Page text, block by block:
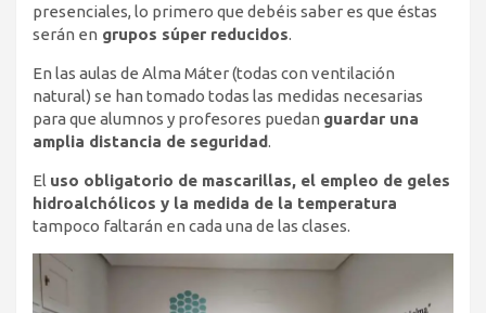
presenciales, lo primero que debéis saber es que éstas
serán en grupos súper reducidos.
En las aulas de Alma Máter (todas con ventilación
natural) se han tomado todas las medidas necesarias
para que alumnos y profesores puedan guardar una
amplia distancia de seguridad.
El uso obligatorio de mascarillas, el empleo de geles
hidroalchólicos y la medida de la temperatura
tampoco faltarán en cada una de las clases.